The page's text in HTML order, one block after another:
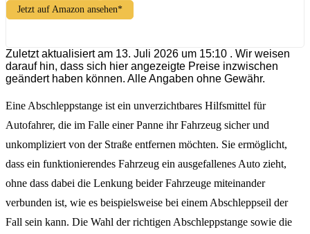
Jetzt auf Amazon ansehen*
Zuletzt aktualisiert am 13. Juli 2026 um 15:10 . Wir weisen
darauf hin, dass sich hier angezeigte Preise inzwischen
geändert haben können. Alle Angaben ohne Gewähr.
Eine Abschleppstange ist ein unverzichtbares Hilfsmittel für
Autofahrer, die im Falle einer Panne ihr Fahrzeug sicher und
unkompliziert von der Straße entfernen möchten. Sie ermöglicht,
dass ein funktionierendes Fahrzeug ein ausgefallenes Auto zieht,
ohne dass dabei die Lenkung beider Fahrzeuge miteinander
verbunden ist, wie es beispielsweise bei einem Abschleppseil der
Fall sein kann. Die Wahl der richtigen Abschleppstange sowie die